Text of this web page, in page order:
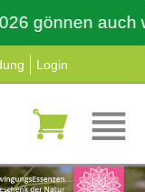
auch
Login